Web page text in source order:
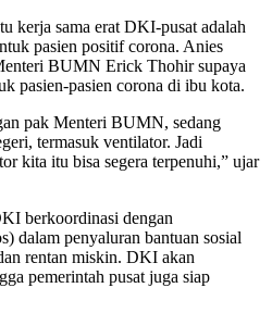
kerja sama erat DKI-pusat adalah
pasien positif corona. Anies
BUMN Erick Thohir supaya
pasien-pasien corona di ibu kota.
pak Menteri BUMN, sedang
termasuk ventilator. Jadi
kita itu bisa segera terpenuhi,” ujar
berkoordinasi dengan
dalam penyaluran bantuan sosial
rentan miskin. DKI akan
pemerintah pusat juga siap